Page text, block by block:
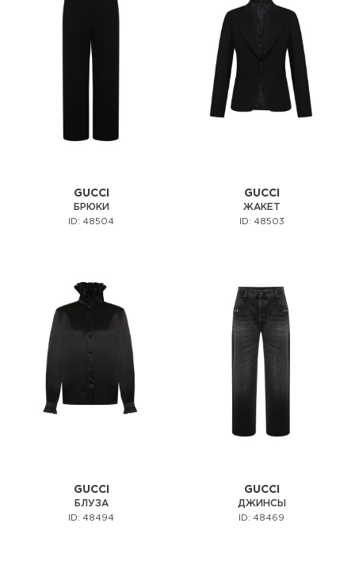
GUCCI
БРЮКИ
ID: 48504
GUCCI
ЖАКЕТ
ID: 48503
GUCCI
БЛУЗА
ID: 48494
GUCCI
ДЖИНСЫ
ID: 48469